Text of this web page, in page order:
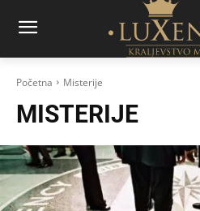
Početna Misterije
MISTERIJE